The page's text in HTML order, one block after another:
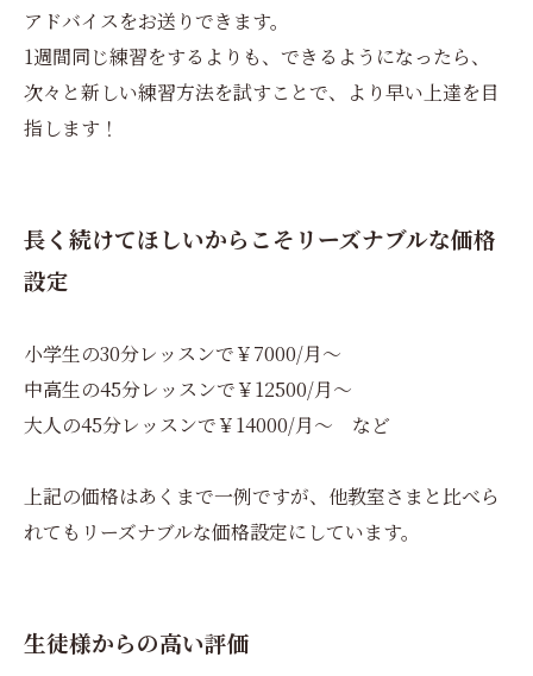
アドバイスをお送りできます。
1週間同じ練習をするよりも、できるようになったら、
次々と新しい練習方法を試すことで、より早い上達を目
指します！
長く続けてほしいからこそリーズナブルな価格
設定
小学生の30分レッスンで￥7000/月～
中高生の45分レッスンで￥12500/月～
大人の45分レッスンで￥14000/月～ など
上記の価格はあくまで一例ですが、他教室さまと比べら
れてもリーズナブルな価格設定にしています。
生徒様からの高い評価